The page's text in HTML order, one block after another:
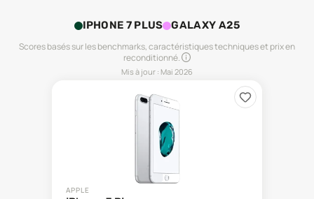
IPHONE 7 PLUS GALAXY A25
Scores basés sur les benchmarks, caractéristiques techniques et prix en
reconditionné.
Mis à jour : Mai 2026
APPLE